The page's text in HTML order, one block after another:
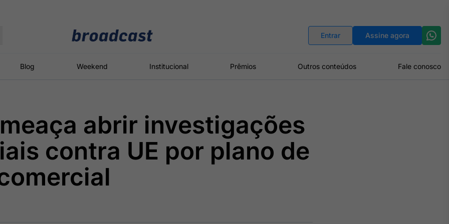
Entrar Assine agora
Blog Weekend Institucional Prêmios Outros conteúdos Fale conosco
Político
Os bastidores da
política em
tempo real
Energia
O setor de
energia elétrica
no Brasil
White Label
Plataforma para
abrir investigações
contra UE por plano de